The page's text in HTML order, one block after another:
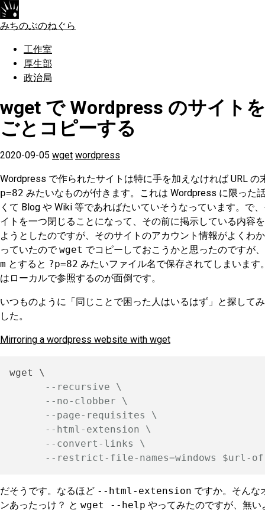
みちのぶのねぐら
工作室
厚生部
政治局
wget で Wordpress のサイト
ごとコピーする
2020-09-05 wget wordpress
Wordpress で作られたサイトは特に手を加えなければ URL の
p=82 みたいなものが付きます。これは Wordpress に限った
くて Blog や Wiki 等であればたいていそうなっています。で
イトを一つ閉じることになって、その前に掲示している内容
ようとしたのですが、そのサイトのアカウント情報がよくわ
っていたのでwget でコピーしておこうかと思ったのですが
m とすると ?p=82 みたいファイル名で保存されてしまいます
はローカルで参照するのが面倒です。
いつものように「同じことで困った人はいるはず」と探して
した。
Mirroring a wordpress website with wget
wget \
--recursive \
--no-clobber \
--page-requisites \
--html-extension \
--convert-links \
--restrict-file-names=windows $url-
だそうです。なるほど --html-extension ですか。そんな
ンあったっけ？ と wget --help やってみたのですが、無い